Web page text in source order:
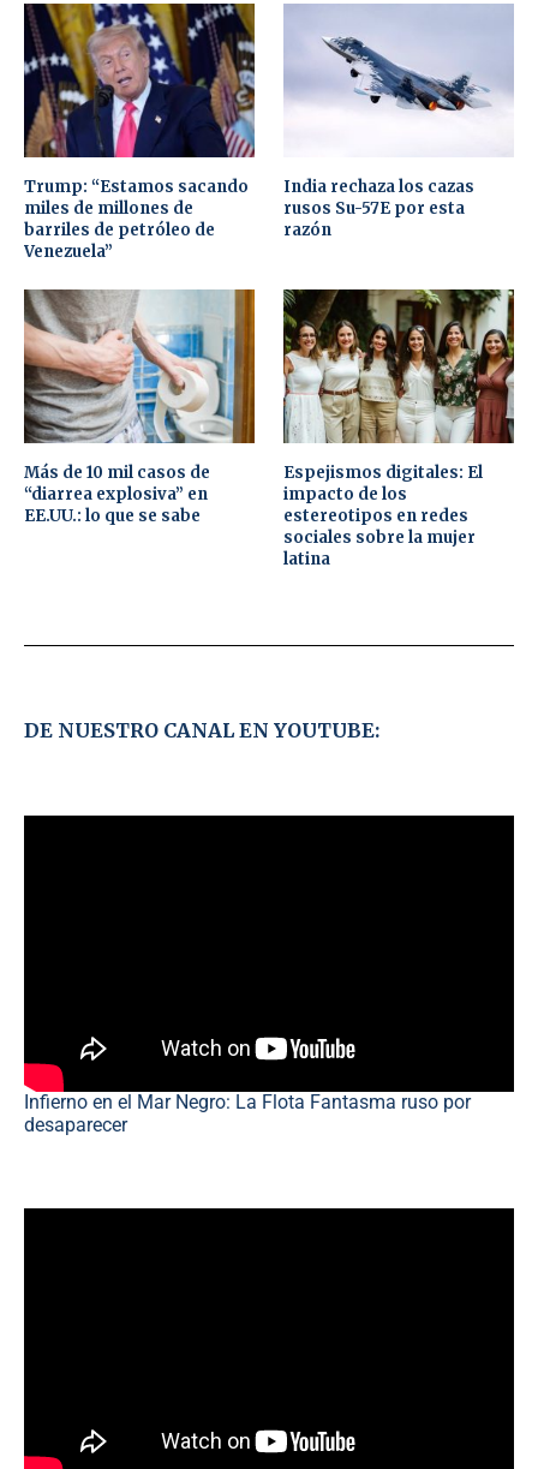
Trump: “Estamos sacando
miles de millones de
barriles de petróleo de
Venezuela”
India rechaza los cazas
rusos Su-57E por esta
razón
Más de 10 mil casos de
“diarrea explosiva” en
EE.UU.: lo que se sabe
Espejismos digitales: El
impacto de los
estereotipos en redes
sociales sobre la mujer
latina
DE NUESTRO CANAL EN YOUTUBE:
Infierno en el Mar Negro: La Flota Fantasma ruso por
desaparecer